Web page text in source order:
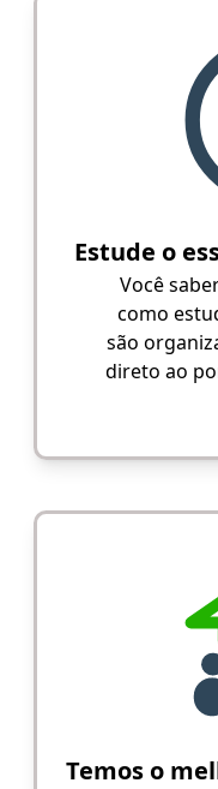
Estude o
Você
como
são
direto ao
Temos o